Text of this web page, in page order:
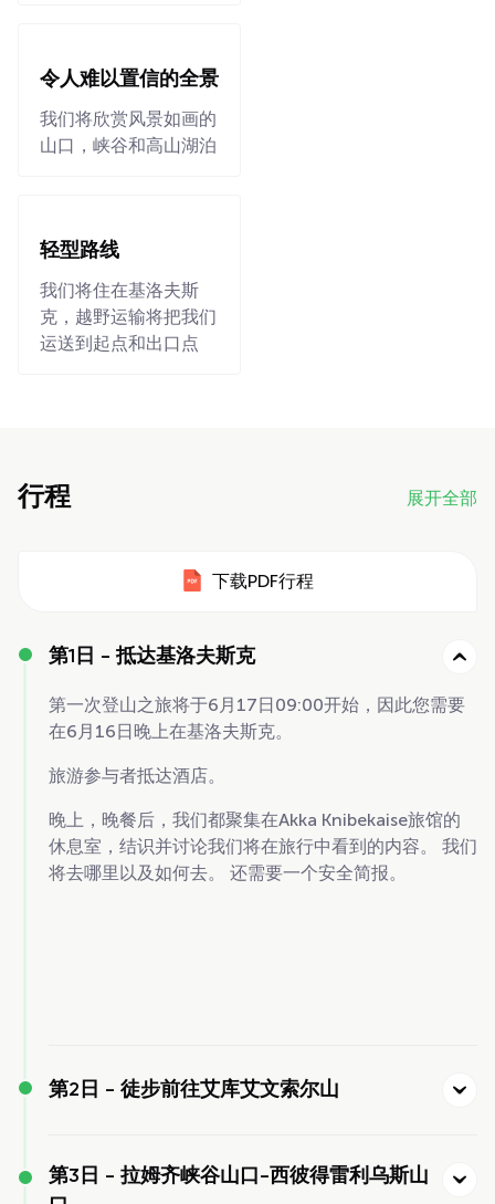
令人难以置信的全景
我们将欣赏风景如画的
山口，峡谷和高山湖泊
轻型路线
我们将住在基洛夫斯
克，越野运输将把我们
运送到起点和出口点
行程 展开全部
下载PDF行程
第1日 -抵达基洛夫斯克
第一次登山之旅将于6月17日09:00开始，因此您需要
在6月16日晚上在基洛夫斯克。
旅游参与者抵达酒店。
晚上，晚餐后，我们都聚集在Akka Knibekaise旅馆的
休息室，结识并讨论我们将在旅行中看到的内容。 我们
将去哪里以及如何去。 还需要一个安全简报。
第2日 - 徒步前往艾库艾文索尔山
第3日 - 拉姆齐峡谷山口-西彼得雷利乌斯山